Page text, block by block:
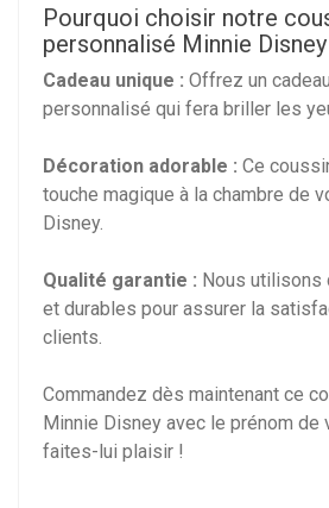
Pourquoi choisir notre
personnalisé Minnie
Cadeau unique : Offrez un
personnalisé qui fera briller les
Décoration adorable : Ce
touche magique à la chambre de
Disney.
Qualité garantie : Nous utilisons
et durables pour assurer la
clients.
Commandez dès maintenant ce
Minnie Disney avec le prénom de
faites-lui plaisir !